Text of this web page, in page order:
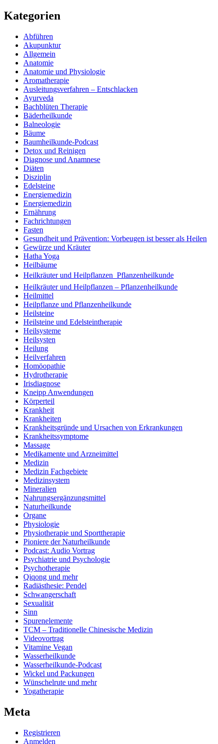
Kategorien
Abführen
Akupunktur
Allgemein
Anatomie
Anatomie und Physiologie
Aromatherapie
Ausleitungsverfahren – Entschlacken
Ayurveda
Bachblüten Therapie
Bäderheilkunde
Balneologie
Bäume
Baumheilkunde-Podcast
Detox und Reinigen
Diagnose und Anamnese
Diäten
Disziplin
Edelsteine
Energiemedizin
Energiemedizin
Ernährung
Fachrichtungen
Fasten
Gesundheit und Prävention: Vorbeugen ist besser als Heilen
Gewürze und Kräuter
Hatha Yoga
Heilbäume
Heilkräuter und Heilpflanzen  Pflanzenheilkunde
Heilkräuter und Heilpflanzen – Pflanzenheilkunde
Heilmittel
Heilpflanze und Pflanzenheilkunde
Heilsteine
Heilsteine und Edelsteintherapie
Heilsysteme
Heilsysten
Heilung
Heilverfahren
Homöopathie
Hydrotherapie
Irisdiagnose
Kneipp Anwendungen
Körperteil
Krankheit
Krankheiten
Krankheitsgründe und Ursachen von Erkrankungen
Krankheitssymptome
Massage
Medikamente und Arzneimittel
Medizin
Medizin Fachgebiete
Medizinsystem
Mineralien
Nahrungsergänzungsmittel
Naturheilkunde
Organe
Physiologie
Physiotherapie und Sporttherapie
Pioniere der Naturheilkunde
Podcast: Audio Vortrag
Psychiatrie und Psychologie
Psychotherapie
Qiqong und mehr
Radiästhesie: Pendel
Schwangerschaft
Sexualität
Sinn
Spurenelemente
TCM – Traditionelle Chinesische Medizin
Videovortrag
Vitamine Vegan
Wasserheilkunde
Wasserheilkunde-Podcast
Wickel und Packungen
Wünschelrute und mehr
Yogatherapie
Meta
Registrieren
Anmelden